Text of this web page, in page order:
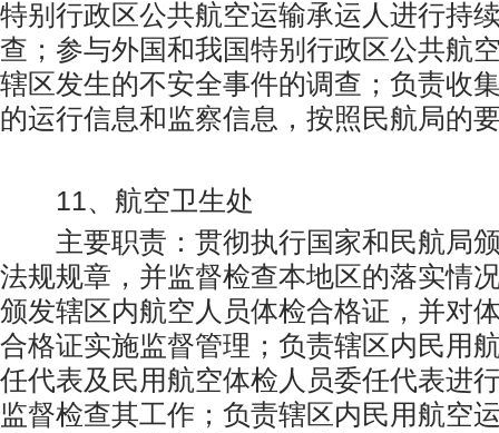
特别行政区公共航空运输承运人进行持
查；参与外国和我国特别行政区公共航
辖区发生的不安全事件的调查；负责收
的运行信息和监察信息，按照民航局的
11、航空卫生处
主要职责：贯彻执行国家和民航局
法规规章，并监督检查本地区的落实情
颁发辖区内航空人员体检合格证，并对
合格证实施监督管理；负责辖区内民用
任代表及民用航空体检人员委任代表进
监督检查其工作；负责辖区内民用航空